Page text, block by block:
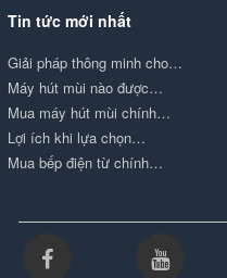
Tin tức mới nhất
Giải pháp thông minh cho…
Máy hút mùi nào được…
Mua máy hút mùi chính…
Lợi ích khi lựa chọn…
Mua bếp điện từ chính…